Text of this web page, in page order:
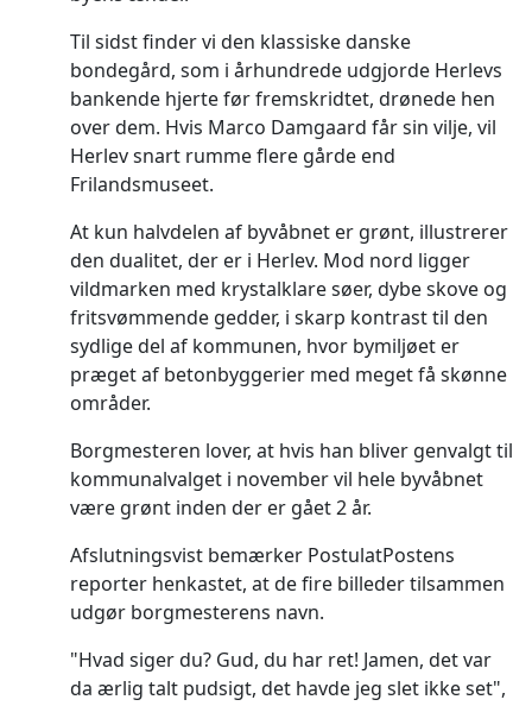
Til sidst finder vi den klassiske danske
bondegård, som i århundrede udgjorde Herlevs
bankende hjerte før fremskridtet, drønede hen
over dem. Hvis Marco Damgaard får sin vilje, vil
Herlev snart rumme flere gårde end
Frilandsmuseet.
At kun halvdelen af byvåbnet er grønt, illustrerer
den dualitet, der er i Herlev. Mod nord ligger
vildmarken med krystalklare søer, dybe skove og
fritsvømmende gedder, i skarp kontrast til den
sydlige del af kommunen, hvor bymiljøet er
præget af betonbyggerier med meget få skønne
områder.
Borgmesteren lover, at hvis han bliver genvalgt til
kommunalvalget i november vil hele byvåbnet
være grønt inden der er gået 2 år.
Afslutningsvist bemærker PostulatPostens
reporter henkastet, at de fire billeder tilsammen
udgør borgmesterens navn.
"Hvad siger du? Gud, du har ret! Jamen, det var
da ærlig talt pudsigt, det havde jeg slet ikke set",